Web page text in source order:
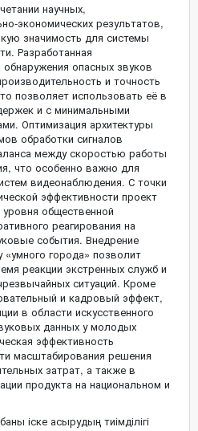
научных,
экономических результатов,
значимость для системы
Разработанная
обнаружения опасных звуков
и точность
позволяет использовать её в
и с минимальными
Оптимизация архитектуры
обработки сигналов
между скоростью работы
что особенно важно для
видеонаблюдения. С точки
эффективности проект
общественной
реагирования на
события. Внедрение
города» позволит
реакции экстренных служб и
ситуаций. Кроме
и кадровый эффект,
в области искусственного
данных у молодых
эффективность
масштабирования решения
затрат, а также в
продукта на национальном и
іске асырудың тиімділігі